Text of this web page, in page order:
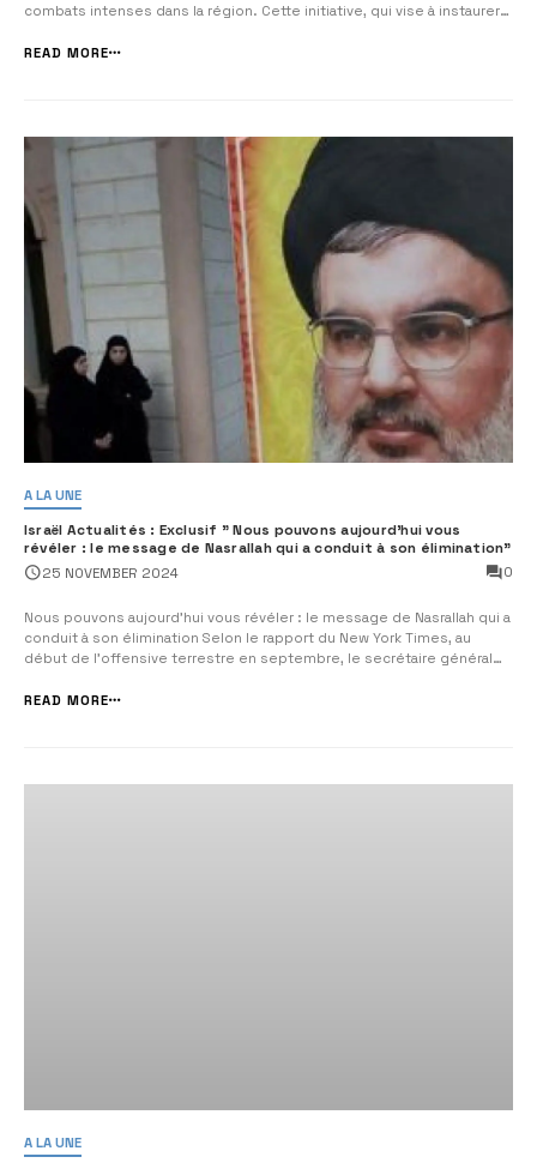
combats intenses dans la région. Cette initiative, qui vise à instaurer
tensions entre les deux parties impliquées. Le Premier ministre ...
READ MORE
A LA UNE
Israël Actualités : Exclusif ” Nous pouvons aujourd’hui vous
révéler : le message de Nasrallah qui a conduit à son élimination”
25 NOVEMBER 2024 0
Nous pouvons aujourd’hui vous révéler : le message de Nasrallah qui a
conduit à son élimination Selon le rapport du New York Times, au
début de l’offensive terrestre en septembre, le secrétaire général
de missiles. Ce message a poussé Tsahal à agir […]...
READ MORE
A LA UNE